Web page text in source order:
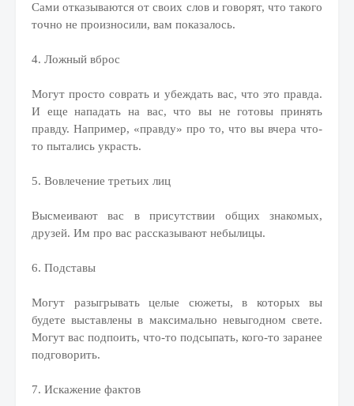
Сами отказываются от своих слов и говорят, что такого
точно не произносили, вам показалось.
4. Ложный вброс
Могут просто соврать и убеждать вас, что это правда.
И еще нападать на вас, что вы не готовы принять
правду. Например, «правду» про то, что вы вчера что-
то пытались украсть.
5. Вовлечение третьих лиц
Высмеивают вас в присутствии общих знакомых,
друзей. Им про вас рассказывают небылицы.
6. Подставы
Могут разыгрывать целые сюжеты, в которых вы
будете выставлены в максимально невыгодном свете.
Могут вас подпоить, что-то подсыпать, кого-то заранее
подговорить.
7. Искажение фактов